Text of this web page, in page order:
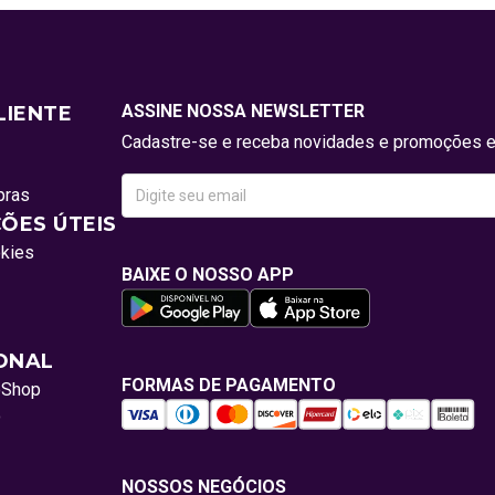
ÚTEIS
ASSINE NOSSA NEWSLETTER
Cadastre-se e receba novidades e promoções
BAIXE O NOSSO APP
FORMAS DE PAGAMENTO
NOSSOS NEGÓCIOS